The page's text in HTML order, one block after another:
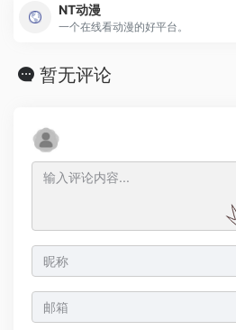
NT动漫
一个在线看动漫的好平台。
暂无评论